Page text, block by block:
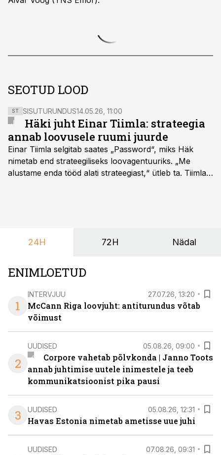
SEOTUD LOOD
ST SISUTURUNDUS14.05.26, 11:00
Häki juht Einar Tiimla: strateegia
annab loovusele ruumi juurde
Einar Tiimla selgitab saates „Password“, miks Häk
nimetab end strateegiliseks loovagentuuriks. „Me
alustame enda tööd alati strateegiast,“ ütleb ta. Tiimla
24H 72H Nädal
ENIMLOETUD
1
INTERVJUU 27.07.26, 13:20
McCann Riga loovjuht: antiturundus võtab
võimust
2
UUDISED 05.08.26, 09:00
Corpore vahetab põlvkonda | Janno Toots
annab juhtimise uutele inimestele ja teeb
kommunikatsioonist pika pausi
3 UUDISED 05.08.26, 12:31
Havas Estonia nimetab ametisse uue juhi
UUDISED 07.08.26, 09:31